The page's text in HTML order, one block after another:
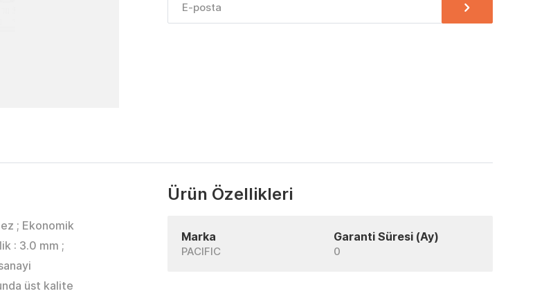
; Ekonomik
: 3.0 mm ;
üst kalite
Ürün Özellikleri
Marka
PACIFIC
Garanti Süresi (Ay)
0